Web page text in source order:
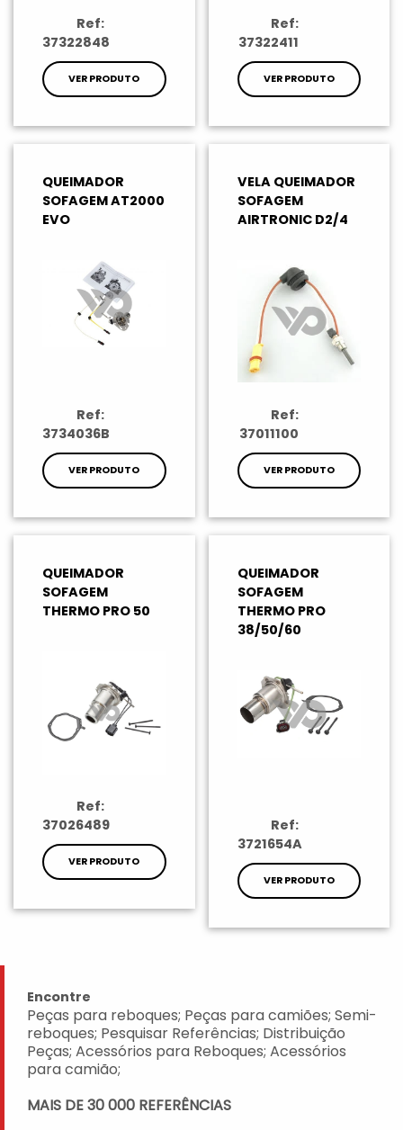
Ref:
37322848
VER PRODUTO
Ref:
37322411
VER PRODUTO
QUEIMADOR
SOFAGEM AT2000
EVO
Ref:
3734036B
VER PRODUTO
VELA QUEIMADOR
SOFAGEM
AIRTRONIC D2/4
Ref:
37011100
VER PRODUTO
QUEIMADOR
SOFAGEM
THERMO PRO 50
Ref:
37026489
VER PRODUTO
QUEIMADOR
SOFAGEM
THERMO PRO
38/50/60
Ref:
3721654A
VER PRODUTO
Encontre
Peças para reboques; Peças para camiões; Semi-
reboques; Pesquisar Referências; Distribuição
Peças; Acessórios para Reboques; Acessórios
para camião;
MAIS DE 30 000 REFERÊNCIAS